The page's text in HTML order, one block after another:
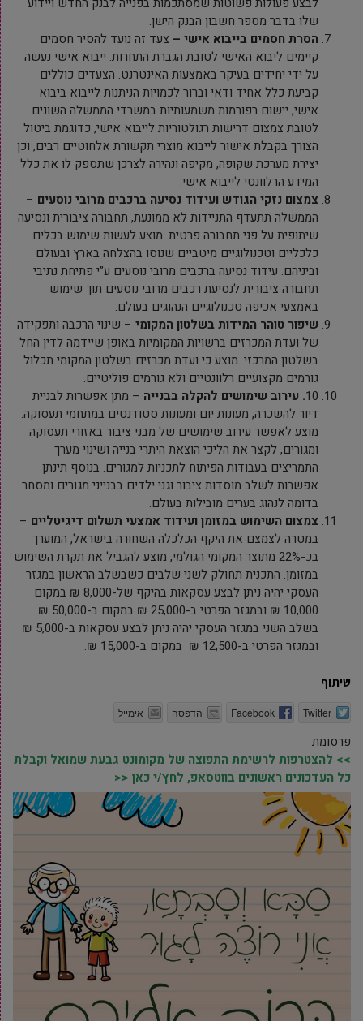
שלו בדבר מספר חשבון הבנק הישן.
הסרת חסמים בייבוא אישי – צעד זה נועד להסיר חסמים
קיימים ליבוא האישי לטובת הגברת התחרות. ייבוא אישי נעשה
על ידי יחידים בעיקר באמצעות האינטרנט. הצעדים כוללים
קביעת כלל אחיד ודאי וברור לכמויות הניתנות לייבוא ביבוא
אישי, יישום רפורמות משמעותיות במשרדי הממשלה השונים
לטובת צמצום דרישות רגולטוריות לייבוא אישי, כדוגמת ביטול
הצורך בקבלת אישור לייבוא מוצרי תקשורת אלחוטיים רבים, וכן
יצירת מערכת שקופה, מקיפה ונהירה לצרכן שתספק לו את כלל
המידע הרלוונטי לייבוא אישי.
צמצום נזקי הגודש ועידוד נסיעה ברכבים מרובי נוסעים –
הממשלה תתעדף התניידות לא ממונעת, תחבורה ציבורית ונסיעה
שיתופית על פני תחבורה פרטית. מוצע לעשות שימוש בכלים
כלכליים וטכנולוגיים מיטביים שנוסו בהצלחה בארץ ובעולם
וביניהם: עידוד נסיעה ברכבים מרובי נוסעים ע”י פתיחת נתיבי
תחבורה ציבורית לנסיעת רכבים מרובי נוסעים תוך שימוש
באמצעי אכיפה טכנולוגיים הנהוגים בעולם.
שיפור טוהר המידות בשלטון המקומי – שינוי הרכבה ותפקידה
של ועדת המכרזים ברשויות המקומיות באופן שיידמה לדין החל
בשלטון המרכזי. מוצע כי ועדת מכרזים בשלטון המקומי תכלול
גורמים מקצועיים רלוונטיים ולא גורמים פוליטיים.
10. עירוב שימושים להקלה בבנייה – מתן אפשרות לבניית
דיור להשכרה, מעונות יום ומעונות סטודנטים במתחמי תעסוקה.
מוצע לאפשר עירוב שימושים של מבני ציבור באזורי תעסוקה
ומגורים, לקצר את הליכי הוצאת היתרי בנייה ושינוי מערך
התמריצים בעבודות הפיתוח לתכניות למגורים. בנוסף תינתן
אפשרות לשלב מוסדות ציבור וגני ילדים בבנייני מגורים ומסחר
בדומה לנהוג בערים מובילות בעולם.
צמצום השימוש במזומן ועידוד אמצעי תשלום דיגיטליים –
במטרה לצמצם את היקף הכלכלה השחורה בישראל, המוערך
בכ-22% מתוצר המקומי הגולמי, מוצע להגביל את תקרת השימוש
במזומן. התכנית תחולק לשני שלבים כשבשלב הראשון במגזר
העסקי יהיה ניתן לבצע עסקאות בהיקף של-8,000 ₪ במקום
10,000 ₪ ובמגזר הפרטי ב-25,000 ₪ במקום ב-50,000 ₪.
בשלב השני במגזר העסקי יהיה ניתן לבצע עסקאות ב-5,000 ₪
ובמגזר הפרטי ב-12,500 ₪ במקום ב-15,000 ₪.
שיתוף
Twitter
Facebook הדפסה אימייל
פרסומת
>> להצטרפות לרשימת התפוצה של מקומונט גבעת שמואל וקבלת
כל העדכונים ראשונים בווטסאפ, לחץ/י כאן <<